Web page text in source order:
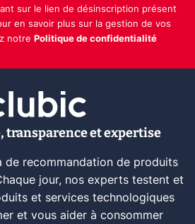
sur le lien de désinscription présent
en savoir plus sur la gestion de vos
notre Politique de confidentialité
transparence et expertise
de recommandation de produits
jour, nos experts testent et
et services technologiques
et vous aider à consommer